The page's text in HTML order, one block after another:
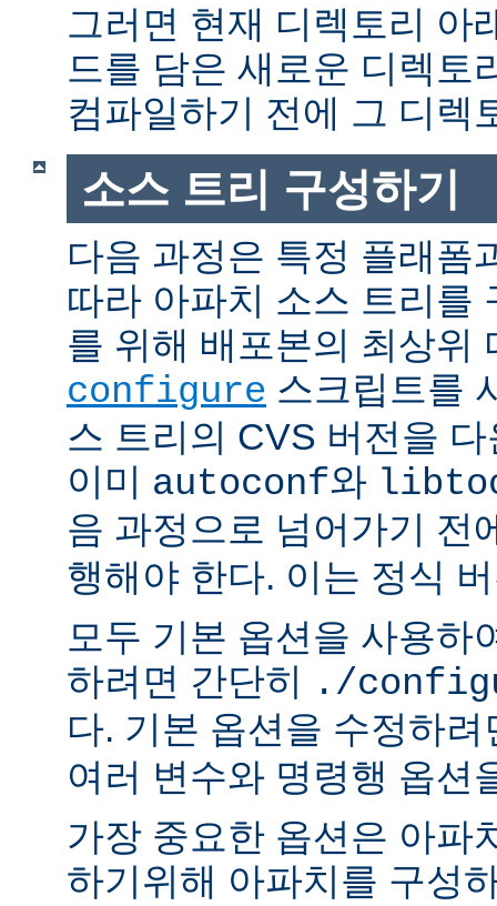
그러면 현재 디렉토리 아
드를 담은 새로운 디렉토
컴파일하기 전에 그 디렉
소스 트리 구성하기
다음 과정은 특정 플래폼
따라 아파치 소스 트리를
를 위해 배포본의 최상위
configure 스크립트를
스 트리의 CVS 버전을
이미 autoconf와
음 과정으로 넘어가기 전
행해야 한다. 이는 정식
모두 기본 옵션을 사용하
하려면 간단히 ./
다. 기본 옵션을 수정하
여러 변수와 명령행 옵션
가장 중요한 옵션은 아파
하기위해 아파치를 구성